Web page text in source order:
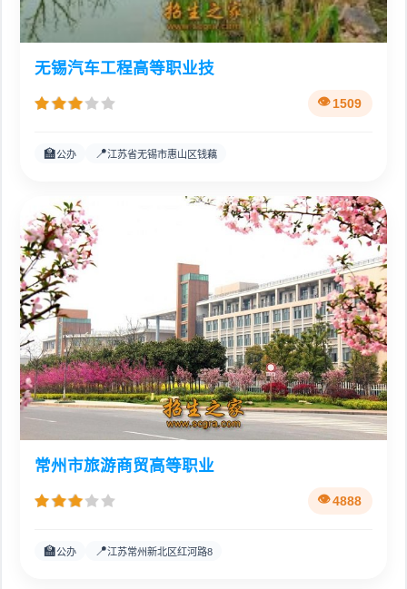
无锡汽车工程高等职业技
1509
🏫公办 📍江苏省无锡市惠山区钱藕
常州市旅游商贸高等职业
4888
🏫公办 📍江苏常州新北区红河路8